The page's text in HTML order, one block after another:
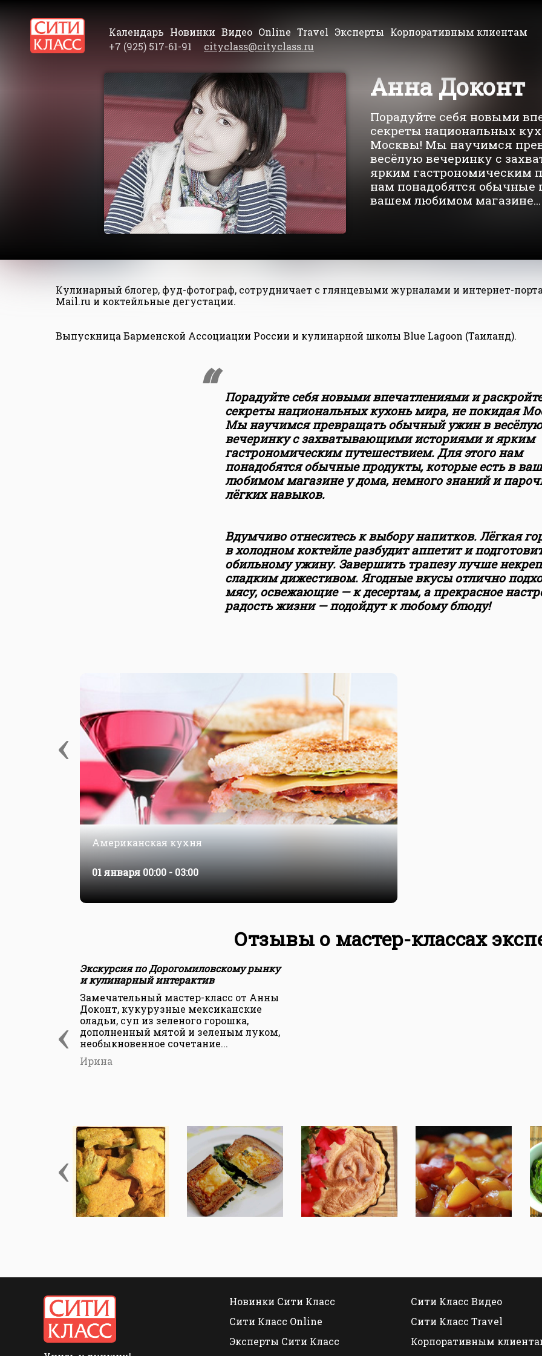
Календарь Новинки Видео Online Travel Эксперты Корпоративным клиентам
+7 (925) 517-61-91
cityclass@cityclass.ru
Анна Доконт
Порадуйте себя новыми
секреты национальных
Москвы! Мы научимся
весёлую вечеринку с
ярким гастрономическим
нам понадобятся обычные
вашем любимом магазине...
Кулинарный блогер, фуд-фотограф, сотрудничает с глянцевыми журналами и интернет-
Mail.ru и коктейльные дегустации.
Выпускница Барменской Ассоциации России и кулинарной школы Blue Lagoon (Таиланд).
Порадуйте себя новыми впечатлениями и
секреты национальных кухонь мира, не покидая
Мы научимся превращать обычный ужин в весёлую
вечеринку с захватывающими историями и ярким
гастрономическим путешествием. Для этого нам
понадобятся обычные продукты, которые есть в
любимом магазине у дома, немного знаний и
лёгких навыков.
Вдумчиво отнеситесь к выбору напитков. Лёгкая
в холодном коктейле разбудит аппетит и
обильному ужину. Завершить трапезу лучше
сладким дижестивом. Ягодные вкусы отлично
мясу, освежающие — к десертам, а прекрасное
радость жизни — подойдут к любому блюду!
‹
Американская кухня
01 января00:00 - 03:00
Отзывы о мастер-классах
‹
Экскурсия по Дорогомиловскому рынку
и кулинарный интерактив
Замечательный мастер-класс от Анны
Доконт, кукурузные мексиканские
оладьи, суп из зеленого горошка,
дополненный мятой и зеленым луком,
необыкновенное сочетание...
Ирина
‹
Новинки Сити Класс
Сити Класс Видео
Сити Класс Online
Сити Класс Travel
Эксперты Сити Класс
Корпоративным